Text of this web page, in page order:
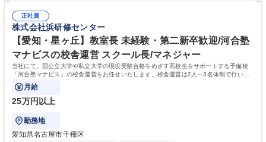
します。※講師ではないため、授業を担当する必要はありません。 募集職
種 ＼2027年4月入社歓迎／【愛知】校舎運営 ◆教育業界経験者歓迎/年間
休日120日！
握。配属後も、本部から研修を受けられるので安心です。研修が充実して
おり、校舎長→ブロック長と順調にステップアップも可能！教育に携わり
続けながら働き方を改善されたい方・ビジネススキルを身に着けたい方に
おすすめです！ 学歴・資格 学歴：大学院 大学 語学力： 資格：
正社員
株式会社浜研修センター
【愛知・星ヶ丘】教室長 未経験・第二新卒歓迎/河合塾
マナビスの校舎運営 スクール長/マネジャー
当社にて、国公立大学や私立大学の現役受験合格をめざす高校生をサポートする予備校
「河合塾マナビス」の校舎運営をお任せいたします。校舎運営は2人～3名体制で行いま
すので未経験の方もご安心ください。
月給
25万円以上
勤務地
愛知県名古屋市千種区